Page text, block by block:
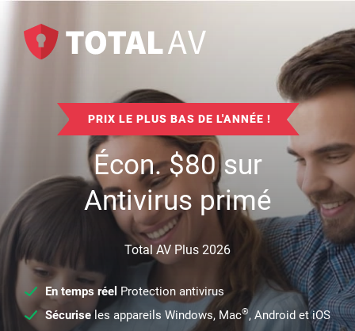
PRIX LE PLUS BAS DE L'ANNÉE !
Écon.$80sur
Antivirus primé
Total AV Plus 2026
En temps réel Protection antivirus
Sécuriseles appareils Windows, Mac®, Android et iOS